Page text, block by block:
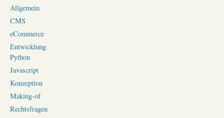
Allgemein
CMS
eCommerce
Entwicklung
Python
Javascript
Konzeption
Making-of
Rechtsfragen